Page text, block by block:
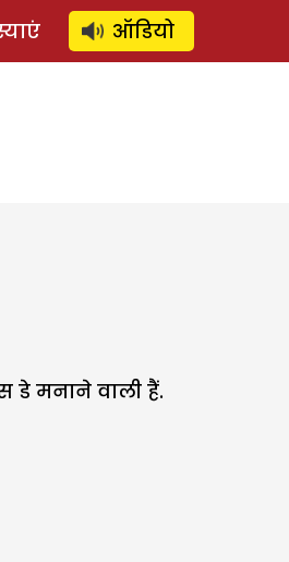
SUBSCRIBE
ऑडियो
डे मनाने वाली हैं.